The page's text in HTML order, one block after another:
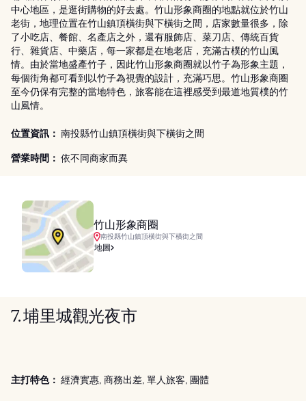
中心地區，是逛街購物的好去處。竹山形象商圈的地點就位於竹山
老街，地理位置在竹山鎮頂橫街與下橫街之間，店家數量很多，除
了小吃店、餐館、名產店之外，還有服飾店、菜刀店、傳統百貨
行、雜貨店、中藥店，每一家都是在地老店，充滿古樸的竹山風
情。由於當地盛產竹子，因此竹山形象商圈就以竹子為形象主題，
每個街角都可看到以竹子為視覺的設計，充滿巧思。竹山形象商圈
至今仍保有完整的當地特色，旅客能在這裡感受到最道地質樸的竹
山風情。
位置資訊： 南投縣竹山鎮頂橫街與下橫街之間
營業時間： 依不同商家而異
竹山形象商圈
南投縣竹山鎮頂橫街與下橫街之間
地圖
7. 埔里城觀光夜市
主打特色： 經濟實惠, 商務出差, 單人旅客, 團體